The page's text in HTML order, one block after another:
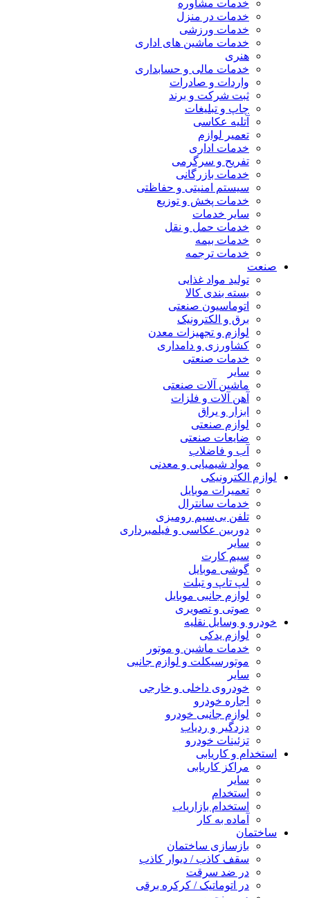
خدمات مشاوره
خدمات در منزل
خدمات ورزشی
خدمات ماشین های اداری
هنری
خدمات مالی و حسابداری
واردات و صادرات
ثبت شرکت و برند
چاپ و تبلیغات
آتلیه عکاسی
تعمیر لوازم
خدمات اداری
تفریح و سرگرمی
خدمات بازرگانی
سیستم امنیتی و حفاظتی
خدمات پخش و توزیع
سایر خدمات
خدمات حمل و نقل
خدمات بیمه
خدمات ترجمه
صنعت
تولید مواد غذایی
بسته بندی کالا
اتوماسیون صنعتی
برق و الکترونیک
لوازم و تجهیزات معدن
کشاورزی و دامداری
خدمات صنعتی
سایر
ماشین آلات صنعتی
آهن آلات و فلزات
ابزار و یراق
لوازم صنعتی
ضایعات صنعتی
آب و فاضلاب
مواد شیمیایی و معدنی
لوازم الکترونیکی
تعمیرات موبایل
خدمات سانترال
تلفن بی‌سیم رومیزی
دوربین عکاسی و فیلمبرداری
سایر
سیم کارت
گوشی موبایل
لپ تاپ و تبلت
لوازم جانبی موبایل
صوتی و تصویری
خودرو و وسایل نقلیه
لوازم یدکی
خدمات ماشین و موتور
موتورسیکلت و لوازم جانبی
سایر
خودروی داخلی و خارجی
اجاره خودرو
لوازم جانبی خودرو
دزدگیر و ردیاب
تزئینات خودرو
استخدام و کاریابی
مراکز کاریابی
سایر
استخدام
استخدام بازاریاب
آماده به کار
ساختمان
بازسازی ساختمان
سقف کاذب / دیوار کاذب
در ضد سرقت
در اتوماتیک / کرکره برقی